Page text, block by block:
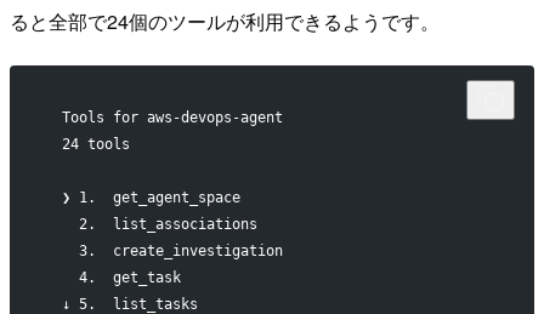
ると全部で24個のツールが利用できるようです。
  Tools for aws-devops-agent
  24 tools
  ❯ 1.  get_agent_space
    2.  list_associations
    3.  create_investigation
    4.  get_task
  ↓ 5.  list_tasks